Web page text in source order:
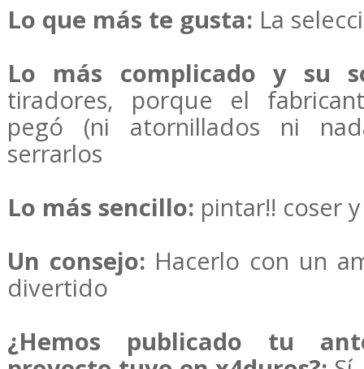
Lo que más te gusta: La
Lo más complicado y su
tiradores, porque el
pegó (ni atornillados ni
serrarlos
Lo más sencillo: pintar!! coser
Un consejo: Hacerlo con un
divertido
¿Hemos publicado tu